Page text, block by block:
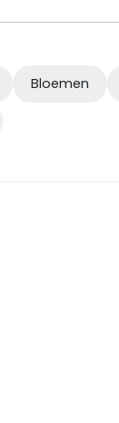
Bloemen